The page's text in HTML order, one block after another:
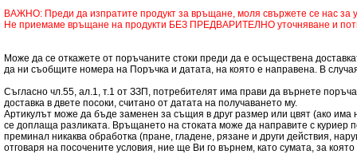
ВАЖНО: Преди да изпратите продукт за връщане, моля свържете се нас за
Не приемаме връщане на продукти БЕЗ ПРЕДВАРИТЕЛНО уточняване и
Може да се откажете от поръчаните стоки преди да е осъществена
да ни съобщите номера на Поръчка и датата, на която е направена. В
Съгласно чл.55, ал.1, т.1 от ЗЗП, потребителят има прави да върнете
доставка в двете посоки, считано от датата на получаването му.
Артикулът може да бъде заменен за същия в друг размер или цвят (ако има
се доплаща разликата. Връщането на стоката може да направите с куриер
преминал никаква обработка (пране, гладене, рязане и други действия,
отговаря на посочените условия, ние ще Ви го върнем, като сумата, за